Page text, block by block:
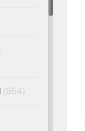
(864)